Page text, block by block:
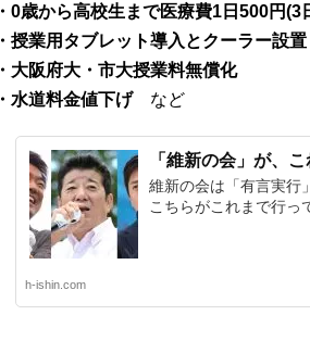
・0歳から高校生まで医療費1日500円(3
・授業用タブレット導入とクーラー設置
・大阪府大・市大授業料無償化
・水道料金値下げなど
「維新の会」が、
維新の会は「有言実行
こちらがこれまで行っ
h-ishin.com